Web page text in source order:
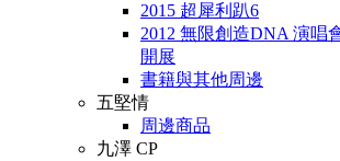
2015 超犀利趴6
2012 無限創造DNA 演唱
開展
書籍與其他周邊
五堅情
周邊商品
九澤 CP